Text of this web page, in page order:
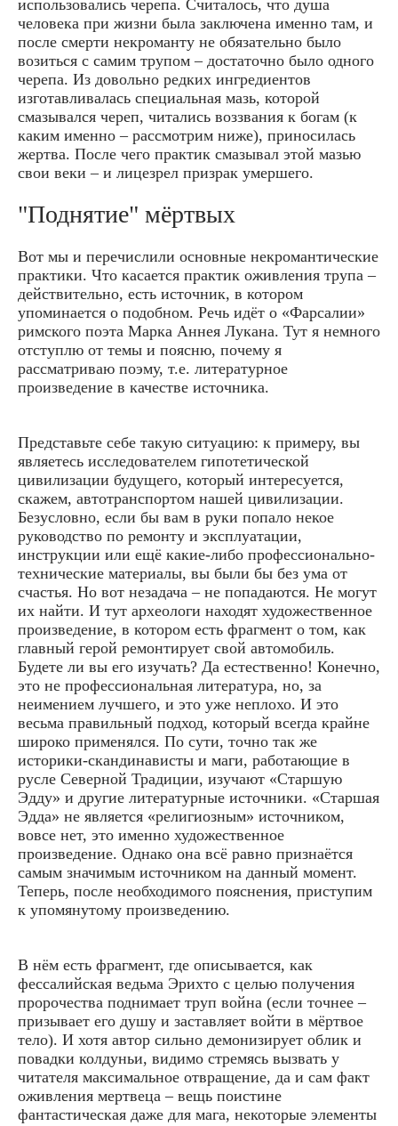
использовались черепа. Считалось, что душа
человека при жизни была заключена именно там, и
после смерти некроманту не обязательно было
возиться с самим трупом – достаточно было одного
черепа. Из довольно редких ингредиентов
изготавливалась специальная мазь, которой
смазывался череп, читались воззвания к богам (к
каким именно – рассмотрим ниже), приносилась
жертва. После чего практик смазывал этой мазью
свои веки – и лицезрел призрак умершего.
"Поднятие" мёртвых
Вот мы и перечислили основные некромантические
практики. Что касается практик оживления трупа –
действительно, есть источник, в котором
упоминается о подобном. Речь идёт о «Фарсалии»
римского поэта Марка Аннея Лукана. Тут я немного
отступлю от темы и поясню, почему я
рассматриваю поэму, т.е. литературное
произведение в качестве источника.
Представьте себе такую ситуацию: к примеру, вы
являетесь исследователем гипотетической
цивилизации будущего, который интересуется,
скажем, автотранспортом нашей цивилизации.
Безусловно, если бы вам в руки попало некое
руководство по ремонту и эксплуатации,
инструкции или ещё какие-либо профессионально-
технические материалы, вы были бы без ума от
счастья. Но вот незадача – не попадаются. Не могут
их найти. И тут археологи находят художественное
произведение, в котором есть фрагмент о том, как
главный герой ремонтирует свой автомобиль.
Будете ли вы его изучать? Да естественно! Конечно,
это не профессиональная литература, но, за
неимением лучшего, и это уже неплохо. И это
весьма правильный подход, который всегда крайне
широко применялся. По сути, точно так же
историки-скандинависты и маги, работающие в
русле Северной Традиции, изучают «Старшую
Эдду» и другие литературные источники. «Старшая
Эдда» не является «религиозным» источником,
вовсе нет, это именно художественное
произведение. Однако она всё равно признаётся
самым значимым источником на данный момент.
Теперь, после необходимого пояснения, приступим
к упомянутому произведению.
В нём есть фрагмент, где описывается, как
фессалийская ведьма Эрихто с целью получения
пророчества поднимает труп война (если точнее –
призывает его душу и заставляет войти в мёртвое
тело). И хотя автор сильно демонизирует облик и
повадки колдуньи, видимо стремясь вызвать у
читателя максимальное отвращение, да и сам факт
оживления мертвеца – вещь поистине
фантастическая даже для мага, некоторые элементы